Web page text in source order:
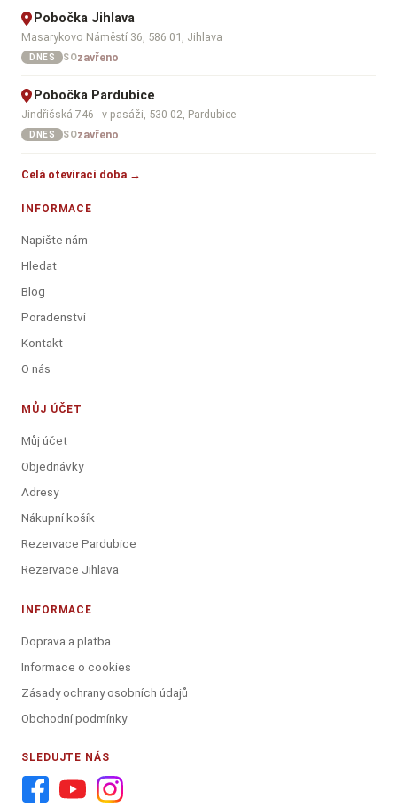
Pobočka Jihlava
Masarykovo Náměstí 36, 586 01, Jihlava
DNES SOzavřeno
Pobočka Pardubice
Jindřišská 746 - v pasáži, 530 02, Pardubice
DNES SOzavřeno
Celá otevírací doba →
INFORMACE
Napište nám
Hledat
Blog
Poradenství
Kontakt
O nás
MŮJ ÚČET
Můj účet
Objednávky
Adresy
Nákupní košík
Rezervace Pardubice
Rezervace Jihlava
INFORMACE
Doprava a platba
Informace o cookies
Zásady ochrany osobních údajů
Obchodní podmínky
SLEDUJTE NÁS